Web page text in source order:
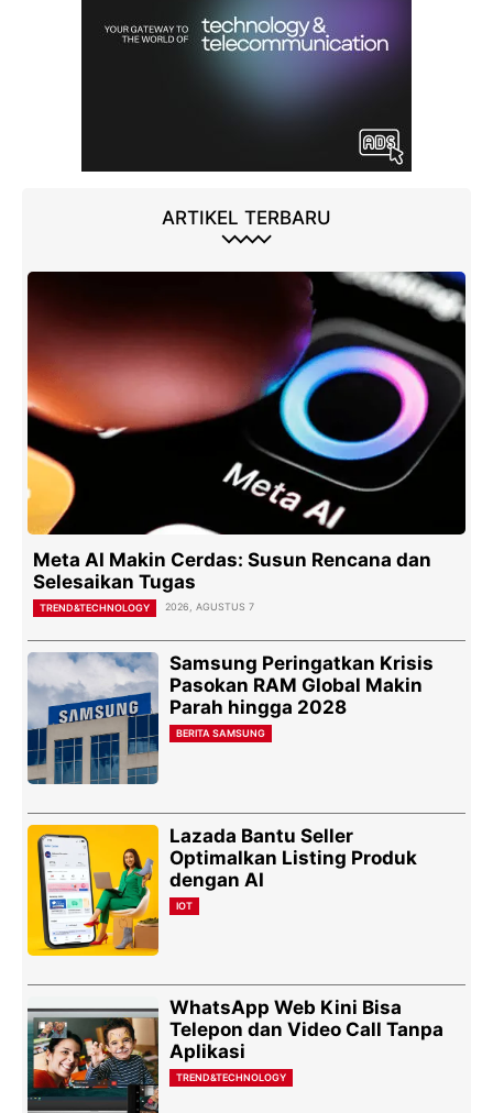
ARTIKEL TERBARU
Meta AI Makin Cerdas: Susun Rencana dan
Selesaikan Tugas
TREND&TECHNOLOGY 2026, AGUSTUS 7
Samsung Peringatkan Krisis
Pasokan RAM Global Makin
Parah hingga 2028
BERITA SAMSUNG
Lazada Bantu Seller
Optimalkan Listing Produk
dengan AI
IOT
WhatsApp Web Kini Bisa
Telepon dan Video Call Tanpa
Aplikasi
TREND&TECHNOLOGY